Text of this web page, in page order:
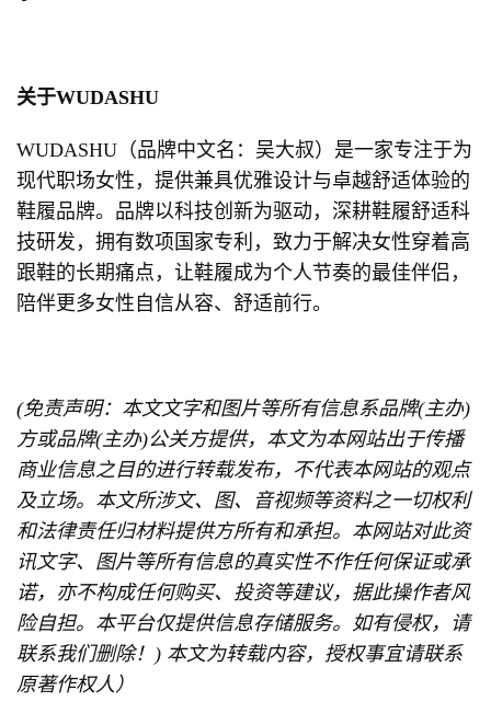
关于WUDASHU
WUDASHU（品牌中文名：吴大叔）是一家专注于为
现代职场女性，提供兼具优雅设计与卓越舒适体验的
鞋履品牌。品牌以科技创新为驱动，深耕鞋履舒适科
技研发，拥有数项国家专利，致力于解决女性穿着高
跟鞋的长期痛点，让鞋履成为个人节奏的最佳伴侣，
陪伴更多女性自信从容、舒适前行。
(免责声明：本文文字和图片等所有信息系品牌(主办)
方或品牌(主办)公关方提供，本文为本网站出于传播
商业信息之目的进行转载发布，不代表本网站的观点
及立场。本文所涉文、图、音视频等资料之一切权利
和法律责任归材料提供方所有和承担。本网站对此资
讯文字、图片等所有信息的真实性不作任何保证或承
诺，亦不构成任何购买、投资等建议，据此操作者风
险自担。本平台仅提供信息存储服务。如有侵权，请
联系我们删除！) 本文为转载内容，授权事宜请联系
原著作权人）